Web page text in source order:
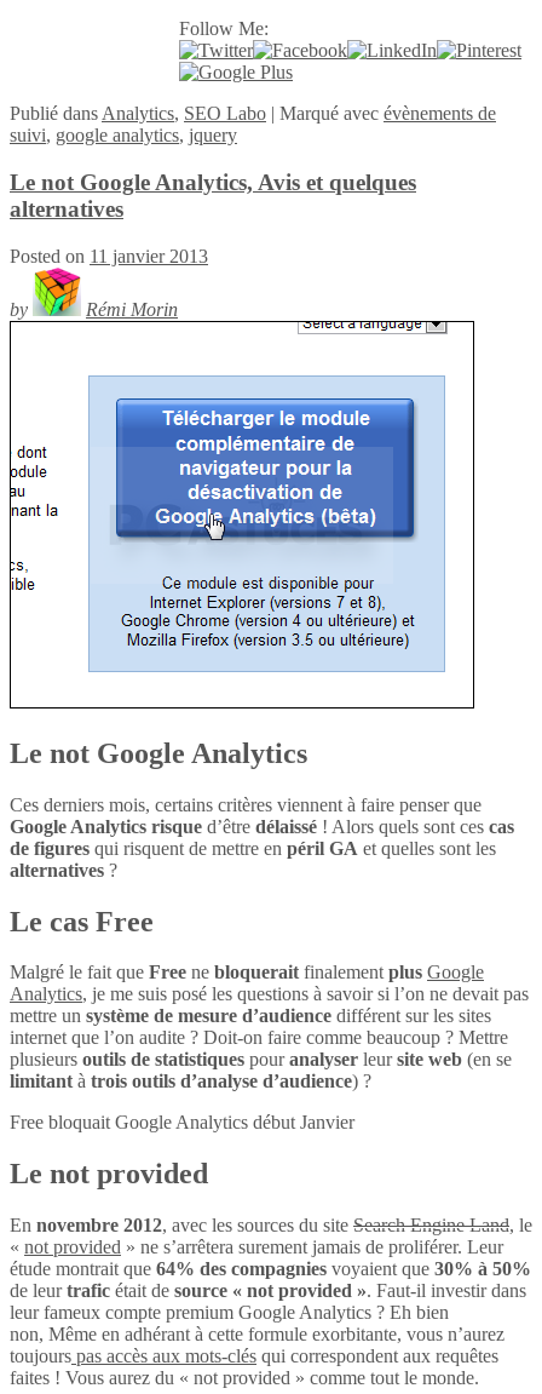
Follow Me:
Publié dans Analytics, SEO Labo | Marqué avec évènements de
suivi, google analytics, jquery
Le not Google Analytics, Avis et quelques
alternatives
Posted on 11 janvier 2013
by Rémi Morin
Le not Google Analytics
Ces derniers mois, certains critères viennent à faire penser que
Google Analytics risque d’être délaissé ! Alors quels sont ces cas
de figures qui risquent de mettre en péril GA et quelles sont les
alternatives ?
Le cas Free
Malgré le fait que Free ne bloqueraitfinalementplus Google
Analytics, je me suis posé les questions à savoir si l’on ne devait pas
mettre un système de mesure d’audience différent sur les sites
internet que l’on audite ? Doit-on faire comme beaucoup ? Mettre
plusieurs outils de statistiques pouranalyser leursite web (en se
limitantà trois outils d’analyse d’audience) ?
Free bloquait Google Analytics début Janvier
Le not provided
En novembre 2012, avec les sources du site Search Engine Land, le
« not provided » ne s’arrêtera surement jamais de proliférer. Leur
étude montrait que 64% des compagnies voyaient que 30% à 50%
de leurtrafic était de source « not provided ». Faut-il investir dans
leur fameux compte premium Google Analytics ? Eh bien
non, Même en adhérant à cette formule exorbitante, vous n’aurez
toujours pas accès aux mots-clés qui correspondent aux requêtes
faites ! Vous aurez du « not provided » comme tout le monde.